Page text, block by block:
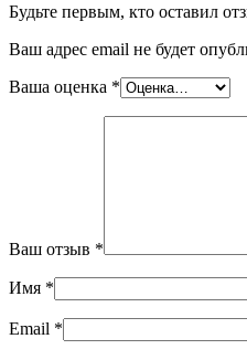
Будьте первым, кто оставил
Ваш адрес email не будет
Ваша оценка *
Ваш отзыв *
Имя *
Email *